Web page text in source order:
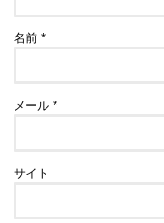
名前*
メール*
サイト